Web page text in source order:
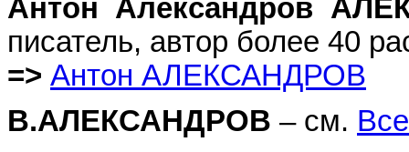
Антон Александров
писатель, автор более 40
=> Антон АЛЕКСАНДРОВ
В.АЛЕКСАНДРОВ – см.